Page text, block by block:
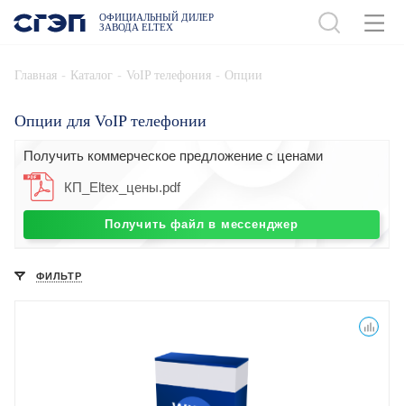
ОФИЦИАЛЬНЫЙ ДИЛЕР
ЗАВОДА ELTEX
Главная - Каталог - VoIP телефония - Опции
Опции для VoIP телефонии
Получить коммерческое предложение с ценами
КП_Eltex_цены.pdf
Получить файл в мессенджер
ФИЛЬТР